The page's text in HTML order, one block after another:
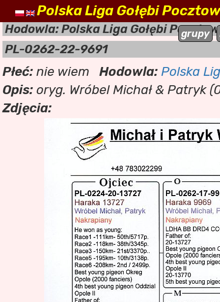
naszehodowle.pl
Polska Liga Gołębi
grupy
Hodowla: Polska Liga Gołębi
PL-0262-22-9691
Płeć: nie wiem Hodowla: Polska
Opis: oryg. Wróbel Michał & Patryk
Zdjęcia: